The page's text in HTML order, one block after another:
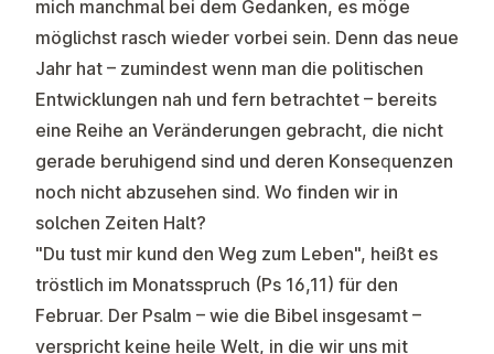
mich manchmal bei dem Gedanken, es möge
möglichst rasch wieder vorbei sein. Denn das neue
Jahr hat – zumindest wenn man die politischen
Entwicklungen nah und fern betrachtet – bereits
eine Reihe an Veränderungen gebracht, die nicht
gerade beruhigend sind und deren Konsequenzen
noch nicht abzusehen sind. Wo finden wir in
solchen Zeiten Halt?
"Du tust mir kund den Weg zum Leben", heißt es
tröstlich im Monatsspruch (Ps 16,11) für den
Februar. Der Psalm – wie die Bibel insgesamt –
verspricht keine heile Welt, in die wir uns mit